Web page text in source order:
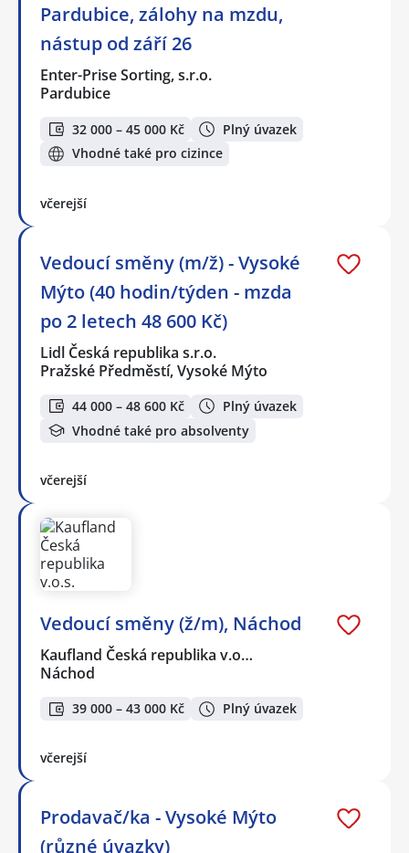
Pardubice, zálohy na mzdu,
nástup od září 26
Enter-Prise Sorting, s.r.o.
Pardubice
32 000 – 45 000 Kč
Plný úvazek
Vhodné také pro cizince
včerejší
Vedoucí směny (m/ž) - Vysoké
Mýto (40 hodin/týden - mzda
po 2 letech 48 600 Kč)
Lidl Česká republika s.r.o.
Pražské Předměstí, Vysoké Mýto
44 000 – 48 600 Kč
Plný úvazek
Vhodné také pro absolventy
včerejší
Vedoucí směny (ž/m), Náchod
Kaufland Česká republika v.o…
Náchod
39 000 – 43 000 Kč Plný úvazek
včerejší
Prodavač/ka - Vysoké Mýto
(různé úvazky)